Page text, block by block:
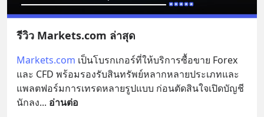
รีวิว Markets.com ล่าสุด
Markets.com เป็นโบรกเกอร์ที่ให้บริการซื้อขาย Forex
และ CFD พร้อมรองรับสินทรัพย์หลากหลายประเภทและ
แพลตฟอร์มการเทรดหลายรูปแบบ ก่อนตัดสินใจเปิดบัญชี
นักลง... อ่านต่อ